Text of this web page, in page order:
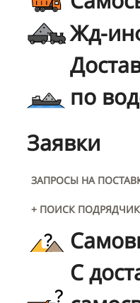
Жд-
по
Заявки
ЗАПРОСЫ НА
+ ПОИСК
С